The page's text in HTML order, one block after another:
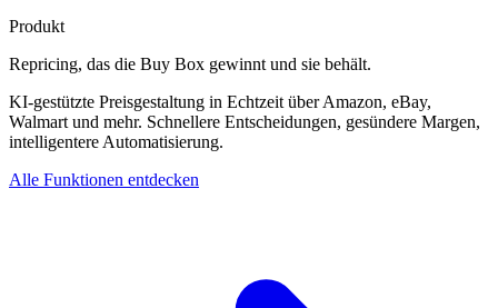
Produkt
Repricing, das die Buy Box gewinnt und sie behält.
KI-gestützte Preisgestaltung in Echtzeit über Amazon, eBay,
Walmart und mehr. Schnellere Entscheidungen, gesündere Margen,
intelligentere Automatisierung.
Alle Funktionen entdecken